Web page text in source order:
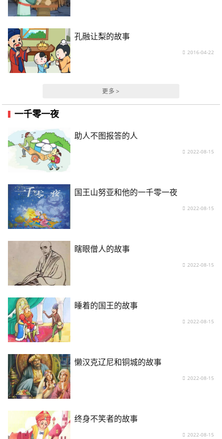
孔融让梨的故事
2016-04-22
更多 >
一千零一夜
助人不图报答的人
2022-08-15
国王山努亚和他的一千零一夜
2022-08-15
瞎眼僧人的故事
2022-08-15
睡着的国王的故事
2022-08-15
懒汉克辽尼和铜城的故事
2022-08-15
终身不笑者的故事
2022-08-15